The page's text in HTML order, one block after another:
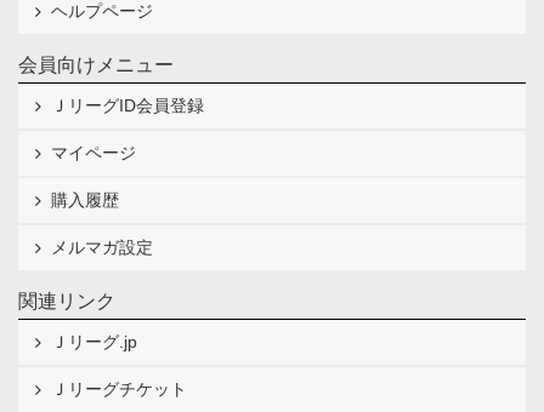
ヘルプページ
会員向けメニュー
ＪリーグID会員登録
マイページ
購入履歴
メルマガ設定
関連リンク
Ｊリーグ.jp
Ｊリーグチケット